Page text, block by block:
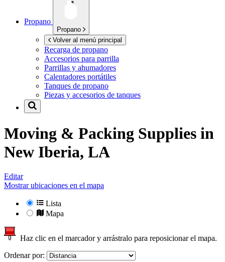
Propano
Propano
Volver al menú principal
Recarga de propano
Accesorios para parrilla
Parrillas y ahumadores
Calentadores portátiles
Tanques de propano
Piezas y accesorios de tanques
Moving & Packing Supplies in
New Iberia, LA
Editar
Mostrar ubicaciones en el mapa
Lista
Mapa
Haz clic en el marcador y arrástralo para reposicionar el mapa.
Ordenar por: